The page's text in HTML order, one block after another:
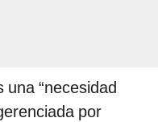
una “necesidad
por